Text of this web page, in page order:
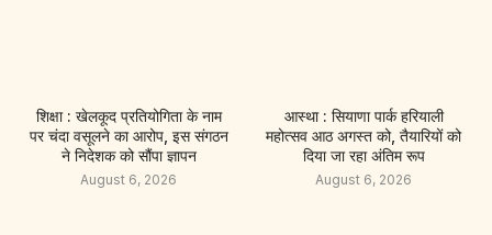
शिक्षा : खेलकूद प्रतियोगिता के नाम
पर चंदा वसूलने का आरोप, इस संगठन
ने निदेशक को सौंपा ज्ञापन
August 6, 2026
आस्था : सियाणा पार्क हरियाली
महोत्सव आठ अगस्त को, तैयारियों को
दिया जा रहा अंतिम रूप
August 6, 2026